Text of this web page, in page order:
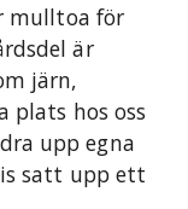
mulltoa för
är
järn,
plats hos oss
upp egna
satt upp ett